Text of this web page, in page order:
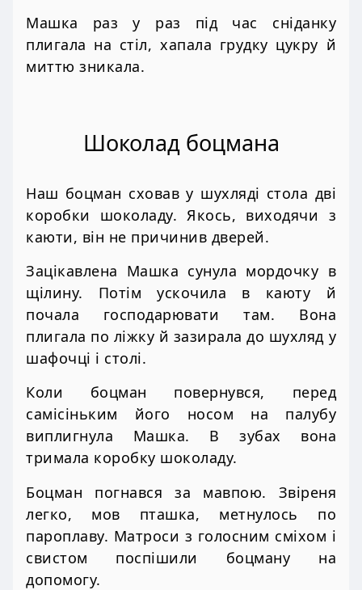
Машка раз у раз під час сніданку
плигала на стіл, хапала грудку цукру й
миттю зникала.
Шоколад боцмана
Наш боцман сховав у шухляді стола дві
коробки шоколаду. Якось, виходячи з
каюти, він не причинив дверей.
Зацікавлена Машка сунула мордочку в
щілину. Потім ускочила в каюту й
почала господарювати там. Вона
плигала по ліжку й зазирала до шухляд у
шафочці і столі.
Коли боцман повернувся, перед
самісіньким його носом на палубу
виплигнула Машка. В зубах вона
тримала коробку шоколаду.
Боцман погнався за мавпою. Звіреня
легко, мов пташка, метнулось по
пароплаву. Матроси з голосним сміхом і
свистом поспішили боцману на
допомогу.